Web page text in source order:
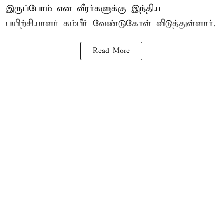
இருப்போம் என வீரர்களுக்கு இந்திய
பயிற்சியாளர் கம்பீர் வேண்டுகோள் விடுத்துள்ளார்.
Read More